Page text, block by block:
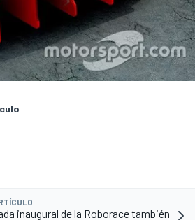
inaugural de la Roborace también